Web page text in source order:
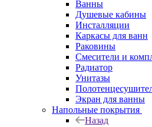
Ванны
Душевые кабины
Инсталляции
Каркасы для ванн
Раковины
Смесители и
Радиатор
Унитазы
Экран для ванны
Напольные покрытия
Назад